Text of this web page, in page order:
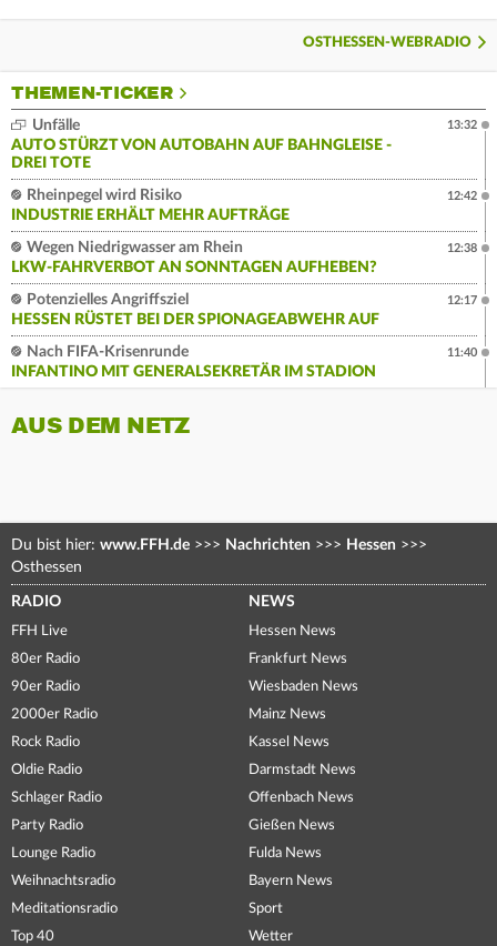
OSTHESSEN-WEBRADIO
THEMEN-TICKER
Unfälle
AUTO STÜRZT VON AUTOBAHN AUF BAHNGLEISE -
DREI TOTE
13:32
Rheinpegel wird Risiko
INDUSTRIE ERHÄLT MEHR AUFTRÄGE
12:42
Wegen Niedrigwasser am Rhein
LKW-FAHRVERBOT AN SONNTAGEN AUFHEBEN?
12:38
Potenzielles Angriffsziel
HESSEN RÜSTET BEI DER SPIONAGEABWEHR AUF
12:17
Nach FIFA-Krisenrunde
INFANTINO MIT GENERALSEKRETÄR IM STADION
11:40
AUS DEM NETZ
Du bist hier: www.FFH.de >>> Nachrichten >>> Hessen >>>
Osthessen
RADIO
FFH Live
80er Radio
90er Radio
2000er Radio
Rock Radio
Oldie Radio
Schlager Radio
Party Radio
Lounge Radio
Weihnachtsradio
Meditationsradio
Top 40
NEWS
Hessen News
Frankfurt News
Wiesbaden News
Mainz News
Kassel News
Darmstadt News
Offenbach News
Gießen News
Fulda News
Bayern News
Sport
Wetter